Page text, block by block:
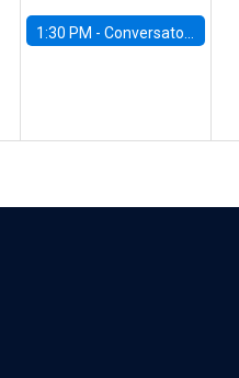
1:30 PM - Conversatorio: “Escenario Macro y Presupuesto 2026”